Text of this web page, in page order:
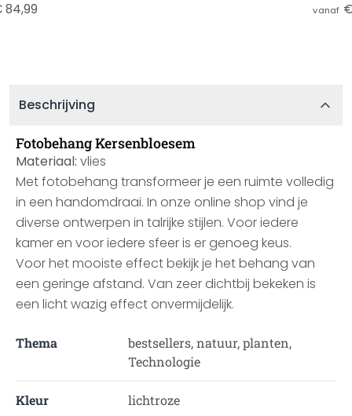
84,99
vanaf
Beschrijving
Fotobehang Kersenbloesem
Materiaal: vlies
Met fotobehang transformeer je een ruimte volledig
in een handomdraai. In onze online shop vind je
diverse ontwerpen in talrijke stijlen. Voor iedere
kamer en voor iedere sfeer is er genoeg keus.
Voor het mooiste effect bekijk je het behang van
een geringe afstand. Van zeer dichtbij bekeken is
een licht wazig effect onvermijdelijk.
Thema
bestsellers, natuur, planten,
Technologie
Kleur lichtroze